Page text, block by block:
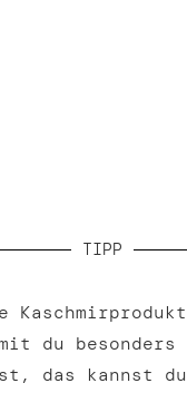
TIPP
du besonders
das kannst